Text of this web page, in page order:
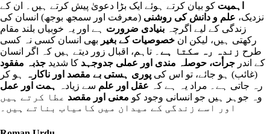
اہمیت کو بیان کرتے ہوئے ایک بڑا دعویٰ پیش کرتے ہیں۔ ان کے
نزدیک، علم و دانش کی روشنی (معرفت اور سمجھ بوجھ) انسان کی
زندگی کے لیے اگرچہ بنیادی ضرورت ہے اور یہ خوبیاں بلند مقام
رکھتی ہیں، لیکن ان خصوصیات کے بغیر بھی انسان کسی نہ کسی
طرح زندہ رہ سکتا ہے ۔ تاہم، اقبال زور دیتے ہیں کہ اگر انسان
کے اندر جرأت، حوصلہ مندی اور عملی جدوجہد کا شدید جذبہ مفقود
(غائب) ہو جائے، تو اس کی پوری ہستی بے مقصد اور ناکارہ
ہو کر
رہ جاتی ہے۔ مراد یہ ہے کہ عقل اور علم سے زیادہ
ہمت اور عمل
وہ جوہر ہیں جو انسانی وجود کو معنی اور مقصد عطا کرتے ہیں
اور اسے زندگی کے میدان میں کامیاب بناتے ہیں۔